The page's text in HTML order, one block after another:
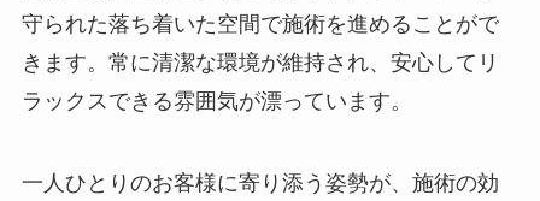
守られた落ち着いた空間で施術を進めることがで
きます。常に清潔な環境が維持され、安心してリ
ラックスできる雰囲気が漂っています。
一人ひとりのお客様に寄り添う姿勢が、施術の効